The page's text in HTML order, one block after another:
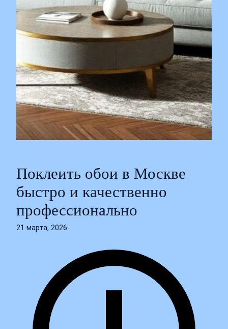
Поклеить обои в Москве
быстро и качественно
профессионально
21 марта, 2026